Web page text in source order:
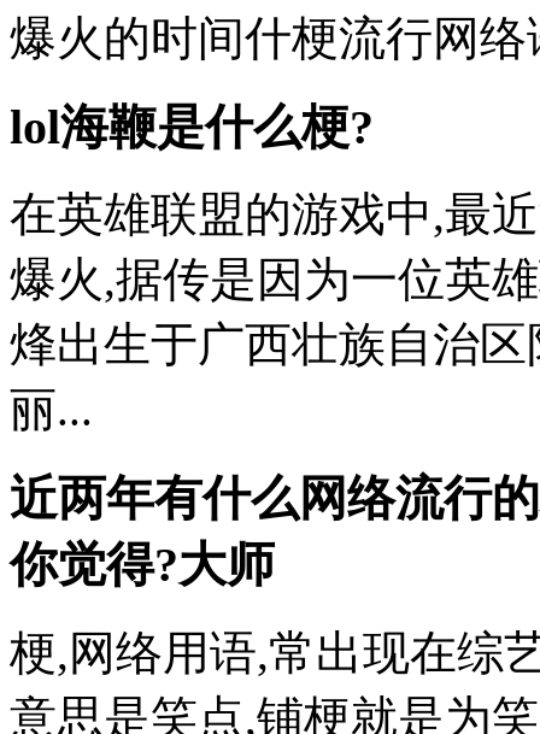
爆火的时间什梗流行网络
lol海鞭是什么梗?
在英雄联盟的游戏中,最
爆火,据传是因为一位英
烽出生于广西壮族自治
丽...
近两年有什么网络流行
你觉得?大师
梗,网络用语,常出现在综
意思是笑点,铺梗就是为